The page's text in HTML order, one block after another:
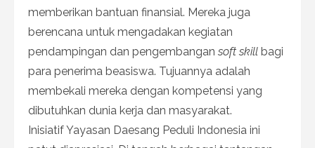
memberikan bantuan finansial. Mereka juga
berencana untuk mengadakan kegiatan
pendampingan dan pengembangan soft skill bagi
para penerima beasiswa. Tujuannya adalah
membekali mereka dengan kompetensi yang
dibutuhkan dunia kerja dan masyarakat.
Inisiatif Yayasan Daesang Peduli Indonesia ini